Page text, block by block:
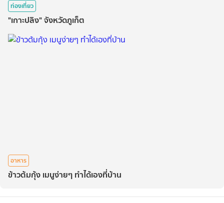
ท่องเที่ยว
"เกาะปลิง" จังหวัดภูเก็ต
อาหาร
ข้าวต้มกุ้ง เมนูง่ายๆ ทำได้เองที่บ้าน